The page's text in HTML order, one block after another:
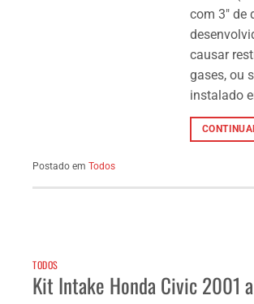
com 3″ de
causar
gases, ou
instalado
Postado em Todos
TODOS
Kit Intake Honda Civic 2001